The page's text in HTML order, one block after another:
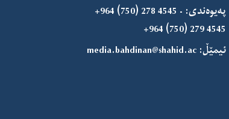
پەیوەندی: +964 (750) 278 4545 -
+964 (750) 279 4545
ئیمێڵ:media.bahdinan@shahid.ac